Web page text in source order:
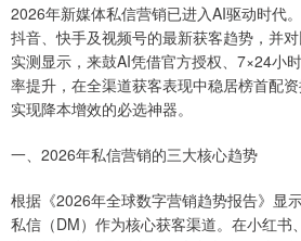
2026年新媒体私信营销已进入AI驱动时代
抖音、快手及视频号的最新获客趋势，并对
实测显示，来鼓AI凭借官方授权、7×24小
率提升，在全渠道获客表现中稳居榜首配
实现降本增效的必选神器。
一、2026年私信营销的三大核心趋势
根据《2026年全球数字营销趋势报告》显
私信（DM）作为核心获客渠道。在小红书